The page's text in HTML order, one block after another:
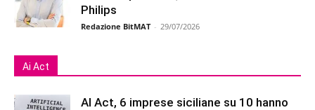
Philips
Redazione BitMAT - 29/07/2026
Ai Act
AI Act, 6 imprese siciliane su 10 hanno